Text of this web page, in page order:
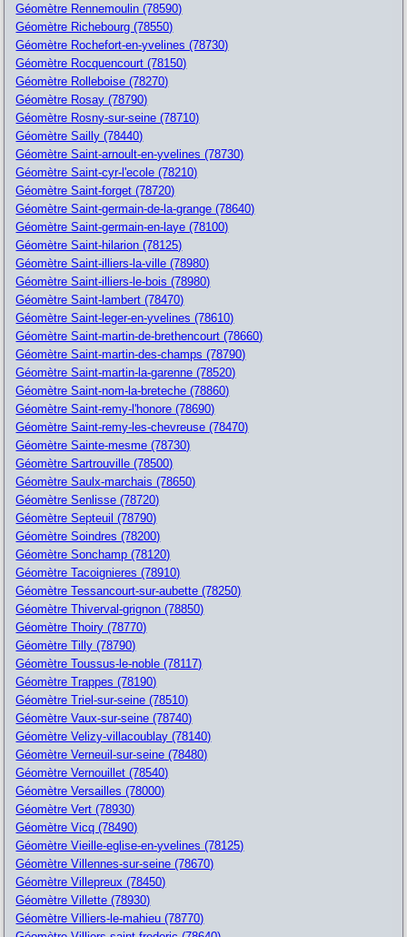
Géomètre Rennemoulin (78590)
Géomètre Richebourg (78550)
Géomètre Rochefort-en-yvelines (78730)
Géomètre Rocquencourt (78150)
Géomètre Rolleboise (78270)
Géomètre Rosay (78790)
Géomètre Rosny-sur-seine (78710)
Géomètre Sailly (78440)
Géomètre Saint-arnoult-en-yvelines (78730)
Géomètre Saint-cyr-l'ecole (78210)
Géomètre Saint-forget (78720)
Géomètre Saint-germain-de-la-grange (78640)
Géomètre Saint-germain-en-laye (78100)
Géomètre Saint-hilarion (78125)
Géomètre Saint-illiers-la-ville (78980)
Géomètre Saint-illiers-le-bois (78980)
Géomètre Saint-lambert (78470)
Géomètre Saint-leger-en-yvelines (78610)
Géomètre Saint-martin-de-brethencourt (78660)
Géomètre Saint-martin-des-champs (78790)
Géomètre Saint-martin-la-garenne (78520)
Géomètre Saint-nom-la-breteche (78860)
Géomètre Saint-remy-l'honore (78690)
Géomètre Saint-remy-les-chevreuse (78470)
Géomètre Sainte-mesme (78730)
Géomètre Sartrouville (78500)
Géomètre Saulx-marchais (78650)
Géomètre Senlisse (78720)
Géomètre Septeuil (78790)
Géomètre Soindres (78200)
Géomètre Sonchamp (78120)
Géomètre Tacoignieres (78910)
Géomètre Tessancourt-sur-aubette (78250)
Géomètre Thiverval-grignon (78850)
Géomètre Thoiry (78770)
Géomètre Tilly (78790)
Géomètre Toussus-le-noble (78117)
Géomètre Trappes (78190)
Géomètre Triel-sur-seine (78510)
Géomètre Vaux-sur-seine (78740)
Géomètre Velizy-villacoublay (78140)
Géomètre Verneuil-sur-seine (78480)
Géomètre Vernouillet (78540)
Géomètre Versailles (78000)
Géomètre Vert (78930)
Géomètre Vicq (78490)
Géomètre Vieille-eglise-en-yvelines (78125)
Géomètre Villennes-sur-seine (78670)
Géomètre Villepreux (78450)
Géomètre Villette (78930)
Géomètre Villiers-le-mahieu (78770)